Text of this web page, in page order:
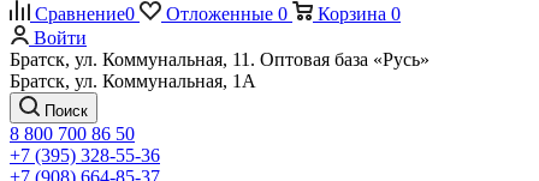
Сравнение0 Отложенные 0 Корзина 0
Войти
Братск, ул. Коммунальная, 11. Оптовая база «Русь»
Братск, ул. Коммунальная, 1А
Поиск
8 800 700 86 50
+7 (395) 328-55-36
+7 (908) 664-85-37